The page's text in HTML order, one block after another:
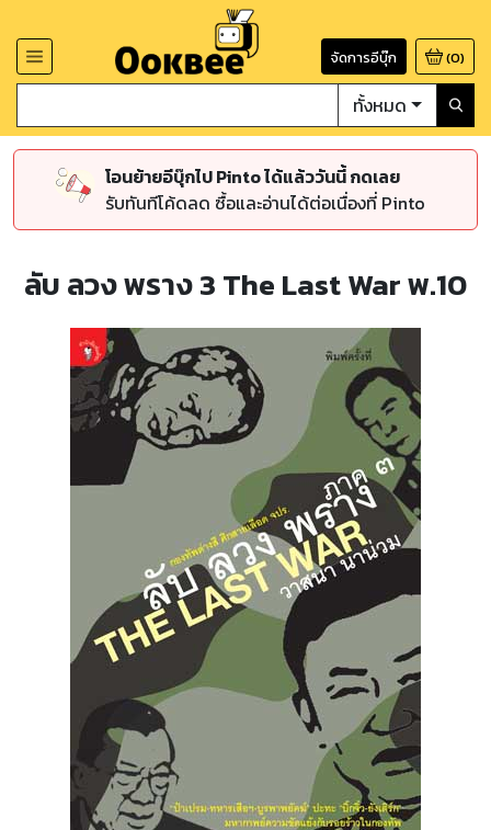
จัดการอีบุ๊ก (0)
ทั้งหมด
โอนย้ายอีบุ๊กไป Pinto ได้แล้ววันนี้ กดเลย
รับทันทีโค้ดลด ซื้อและอ่านได้ต่อเนื่องที่ Pinto
ลับ ลวง พราง 3 The Last War พ.10